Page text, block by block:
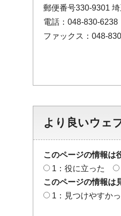
郵便番号330-9301
電話：048-830-6238
ファックス：048-
より良いウェ
このページの情報は
1：役に立った
このページの情報は
1：見つけやすか